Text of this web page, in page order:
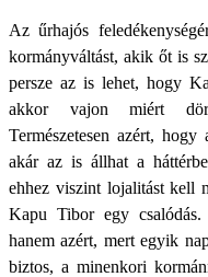
Az űrhajós
kormányváltást, akik őt is
persze az is lehet, hogy
akkor vajon miért
Természetesen azért,
akár az is állhat a
ehhez viszint lojalitást kell
Kapu Tibor egy
hanem azért, mert egyik
biztos, a minenkori